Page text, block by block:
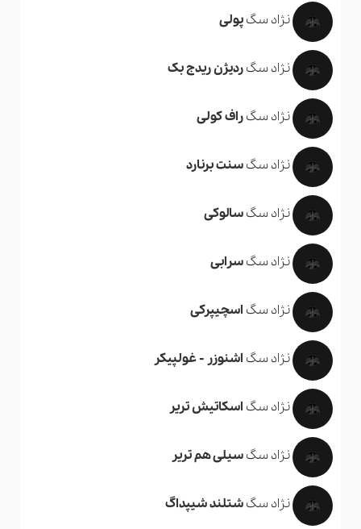
نژاد سگپولی
نژاد سگردیژن ریدج بک
نژاد سگراف کولی
نژاد سگسنت برنارد
نژاد سگسالوکی
نژاد سگسرابی
نژاد سگ اسچیپرکی
نژاد سگ اشنوزر - غولپیکر
نژاد سگ اسکاتیش تریر
نژاد سگسیلی هم تریر
نژاد سگشتلند شیپداگ